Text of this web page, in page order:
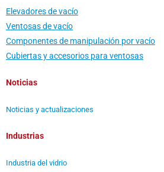
Elevadores de vacío
Ventosas de vacío
Componentes de manipulación por vacío
Cubiertas y accesorios para ventosas
Noticias
Noticias y actualizaciones
Industrias
Industria del vidrio